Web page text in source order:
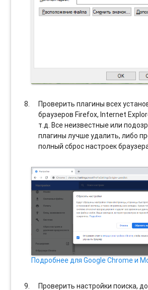
Проверить плагины всех
браузеров Firefox, Internet
т.д. Все неизвестные или
плагины лучше удалить, либо
полный сброс настроек
Подробнее для Google Chrome и
Проверить настройки поиска,